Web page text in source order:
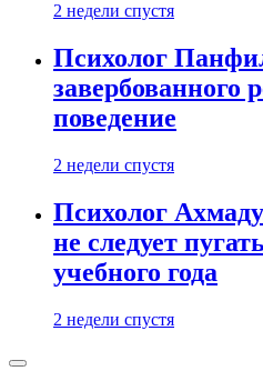
2 недели спустя
Психолог
завербованного
поведение
2 недели спустя
Психолог
не следует
учебного года
2 недели спустя